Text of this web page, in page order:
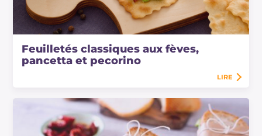
Feuilletés classiques aux fèves,
pancetta et pecorino
LIRE